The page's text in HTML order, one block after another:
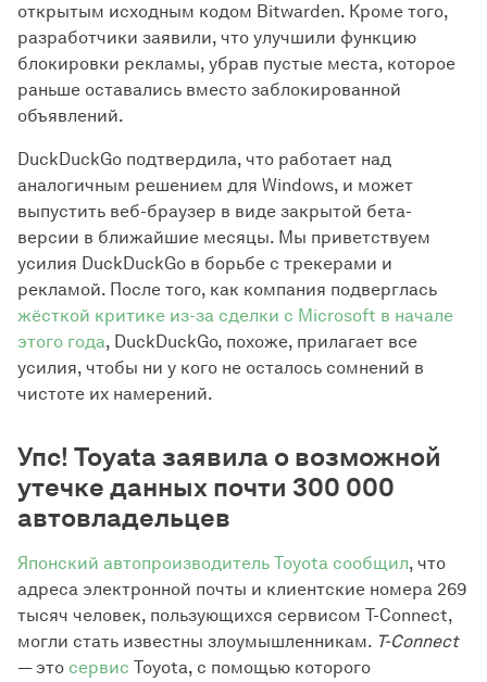
открытым исходным кодом Bitwarden. Кроме того,
разработчики заявили, что улучшили функцию
блокировки рекламы, убрав пустые места, которое
раньше оставались вместо заблокированной
объявлений.
DuckDuckGo подтвердила, что работает над
аналогичным решением для Windows, и может
выпустить веб-браузер в виде закрытой бета-
версии в ближайшие месяцы. Мы приветствуем
усилия DuckDuckGo в борьбе с трекерами и
рекламой. После того, как компания подверглась
жёсткой критике из-за сделки с Microsoft в начале
этого года, DuckDuckGo, похоже, прилагает все
усилия, чтобы ни у кого не осталось сомнений в
чистоте их намерений.
Упс! Toyata заявила о возможной
утечке данных почти 300 000
автовладельцев
Японский автопроизводитель Toyota сообщил, что
адреса электронной почты и клиентские номера 269
тысяч человек, пользующихся сервисом T-Connect,
могли стать известны злоумышленникам. T-Connect
— это сервис Toyota, с помощью которого